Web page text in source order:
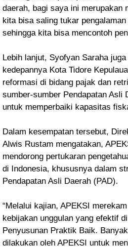
daerah, bagi saya ini merupakan
kita bisa saling tukar pengalaman
sehingga kita bisa mencontoh
Lebih lanjut, Syofyan Saraha
kedepannya Kota Tidore
reformasi di bidang pajak dan
sumber-sumber Pendapatan Asli
untuk memperbaiki kapasitas
Dalam kesempatan tersebut,
Alwis Rustam mengatakan,
mendorong pertukaran
di Indonesia, khususnya dalam
Pendapatan Asli Daerah (PAD).
“Melalui kajian, APEKSI
kebijakan unggulan yang efektif
Penyusunan Praktik Baik.
dilakukan oleh APEKSI untuk